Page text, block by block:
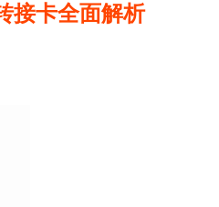
接卡全面解析